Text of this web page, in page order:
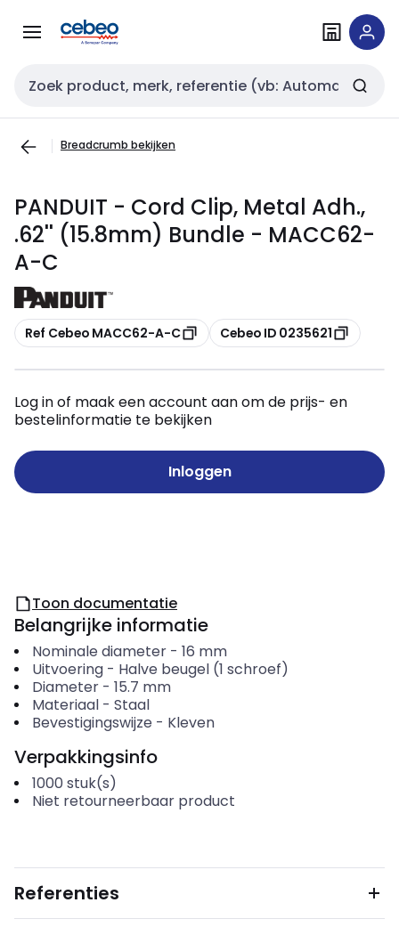
naar
naar
Zoekveld invoer
Breadcrumb bekijken
PANDUIT - Cord Clip, Metal Adh.,
.62'' (15.8mm) Bundle - MACC62-
A-C
Kopiëren
Ref Cebeo MACC62-A-C Kopiëren
Cebeo ID 0235621
Log in of maak een account aan om de prijs- en
bestelinformatie te bekijken
Inloggen
Toon documentatie
Belangrijke informatie
Nominale diameter- 16 mm
Uitvoering- Halve beugel (1 schroef)
Diameter- 15.7 mm
Materiaal- Staal
Bevestigingswijze - Kleven
Verpakkingsinfo
1000 stuk(s)
Niet retourneerbaar product
Referenties